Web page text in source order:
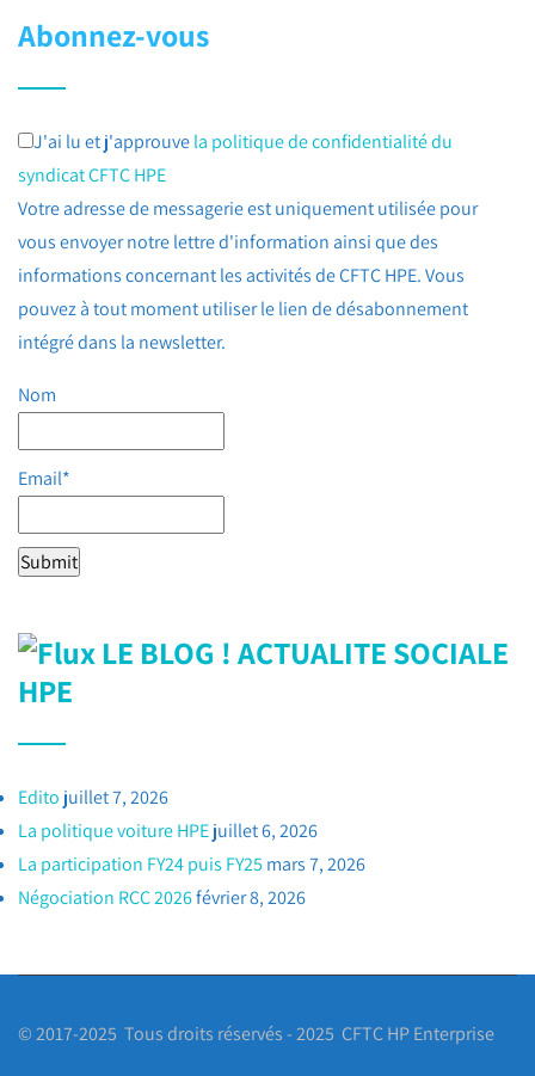
Abonnez-vous
J'ai lu et j'approuvela politique de confidentialité du
syndicat CFTC HPE
Votre adresse de messagerie est uniquement utilisée pour
vous envoyer notre lettre d'information ainsi que des
informations concernant les activités de CFTC HPE. Vous
pouvez à tout moment utiliser le lien de désabonnement
intégré dans la newsletter.
Nom
Email*
LE BLOG ! ACTUALITE SOCIALE
HPE
Edito juillet 7, 2026
La politique voiture HPEjuillet 6, 2026
La participation FY24 puis FY25 mars 7, 2026
Négociation RCC 2026février 8, 2026
© 2017-2025 Tous droits réservés - 2025 CFTC HP Enterprise